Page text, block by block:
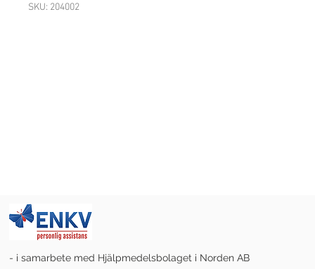
SKU: 204002
- i samarbete med Hjälpmedelsbolaget i Norden AB